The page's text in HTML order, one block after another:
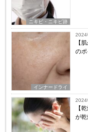
ニキビ・ニキビ跡
インナードライ
2024
【
のポ
2024
【
が乾